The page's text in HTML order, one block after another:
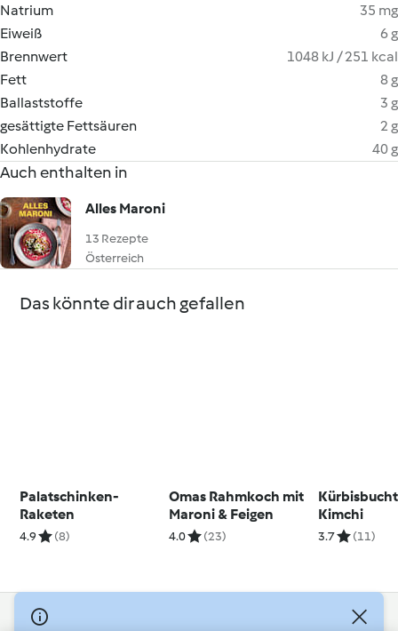
Natrium
35 mg
Eiweiß
6 g
Brennwert
1048 kJ / 251 kcal
Fett
8 g
Ballaststoffe
3 g
gesättigte Fettsäuren
2 g
Kohlenhydrate
40 g
Auch enthalten in
Alles Maroni
13 Rezepte
Österreich
Das könnte dir auch gefallen
Palatschinken-
Raketen
4.9 (8)
Omas Rahmkoch mit
Maroni & Feigen
4.0 (23)
Kimchi
3.7 (11)
© Copyright 2026